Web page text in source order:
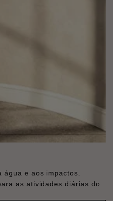
água e aos impactos.
as atividades diárias do